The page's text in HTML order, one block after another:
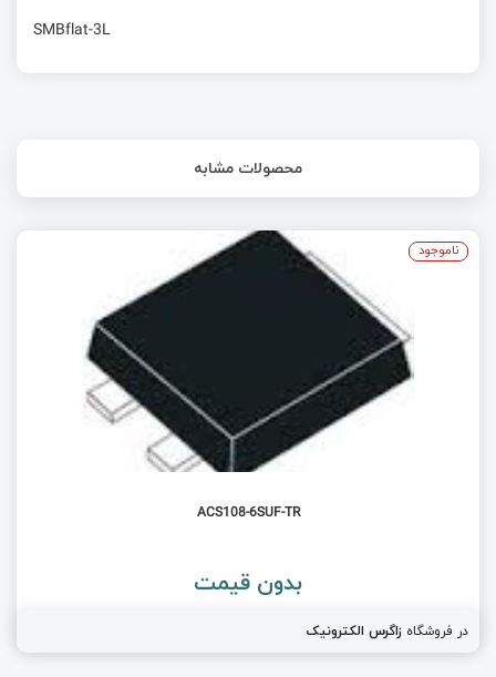
SMBflat-3L
محصولات مشابه
ACS108-6SUF-TR
بدون قیمت
در فروشگاه زاگرس الکترونیک
ناموجود